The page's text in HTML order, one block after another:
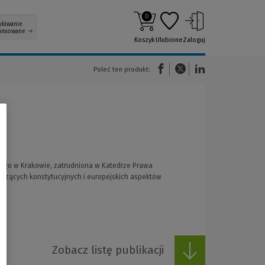
0
KoszykUlubioneZaloguj
Poleć ten produkt:
(Nowe okno)(Link do innej strony)
w Krakowie, zatrudniona w Katedrze Prawa
konstytucyjnych i europejskich aspektów
Zobacz listę publikacji